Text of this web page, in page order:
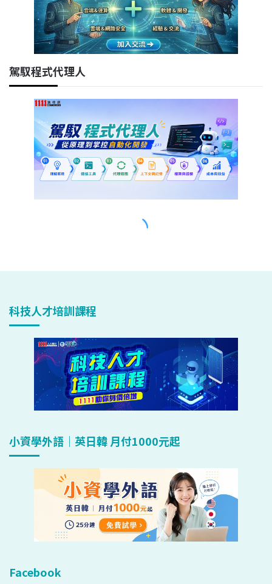
科技人才培訓課程
小資學外語｜英日韓 月付1000元起
Facebook